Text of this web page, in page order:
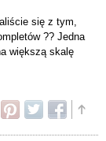
się z tym,
?? Jedna
większą skalę